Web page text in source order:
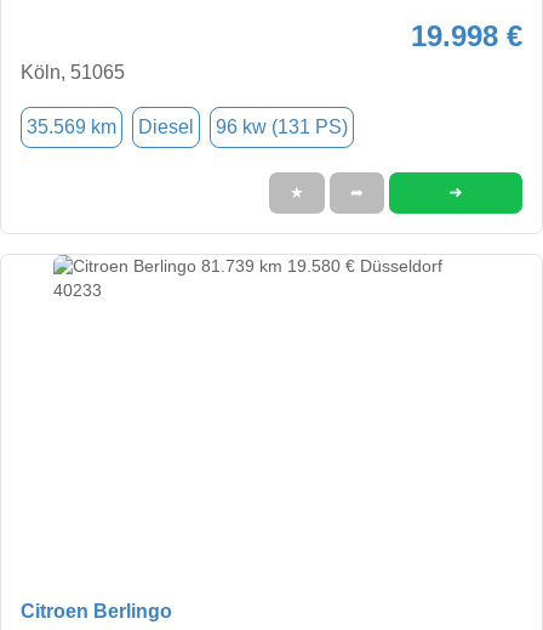
19.998 €
Köln, 51065
35.569 km Diesel 96 kw (131 PS)
★ ➦ ➜
Citroen Berlingo